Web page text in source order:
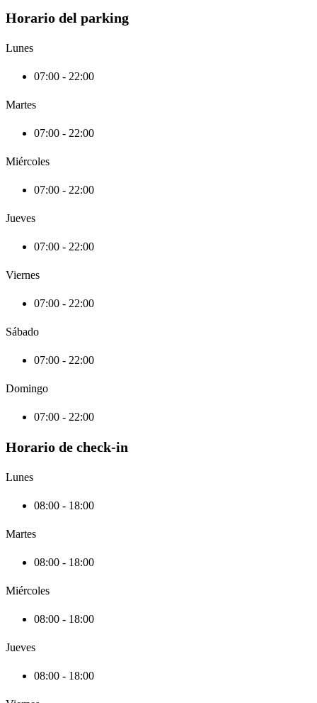
Horario del parking
Lunes
07:00 - 22:00
Martes
07:00 - 22:00
Miércoles
07:00 - 22:00
Jueves
07:00 - 22:00
Viernes
07:00 - 22:00
Sábado
07:00 - 22:00
Domingo
07:00 - 22:00
Horario de check-in
Lunes
08:00 - 18:00
Martes
08:00 - 18:00
Miércoles
08:00 - 18:00
Jueves
08:00 - 18:00